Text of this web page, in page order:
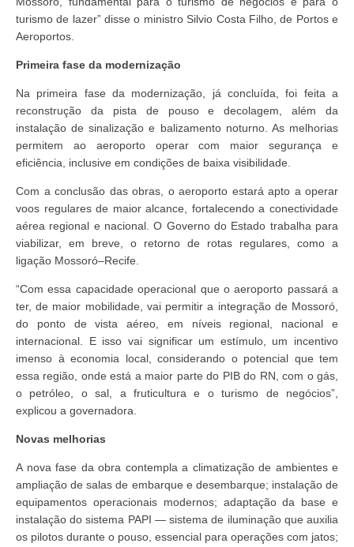
turismo de lazer” disse o ministro Silvio Costa Filho, de Portos e
Aeroportos.
Primeira fase da modernização
Na primeira fase da modernização, já concluída, foi feita a
reconstrução da pista de pouso e decolagem, além da
instalação de sinalização e balizamento noturno. As melhorias
permitem ao aeroporto operar com maior segurança e
eficiência, inclusive em condições de baixa visibilidade.
Com a conclusão das obras, o aeroporto estará apto a operar
voos regulares de maior alcance, fortalecendo a conectividade
aérea regional e nacional. O Governo do Estado trabalha para
viabilizar, em breve, o retorno de rotas regulares, como a
ligação Mossoró–Recife.
“Com essa capacidade operacional que o aeroporto passará a
ter, de maior mobilidade, vai permitir a integração de Mossoró,
do ponto de vista aéreo, em níveis regional, nacional e
internacional. E isso vai significar um estímulo, um incentivo
imenso à economia local, considerando o potencial que tem
essa região, onde está a maior parte do PIB do RN, com o gás,
o petróleo, o sal, a fruticultura e o turismo de negócios”,
explicou a governadora.
Novas melhorias
A nova fase da obra contempla a climatização de ambientes e
ampliação de salas de embarque e desembarque; instalação de
equipamentos operacionais modernos; adaptação da base e
instalação do sistema PAPI — sistema de iluminação que auxilia
os pilotos durante o pouso, essencial para operações com jatos;